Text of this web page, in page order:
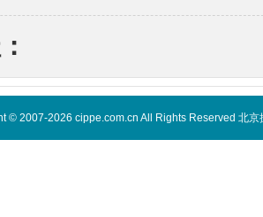
© 2007-2026 cippe.com.cn All Rights Reserved